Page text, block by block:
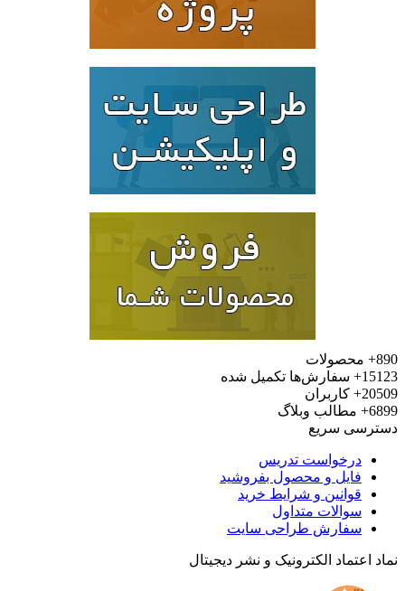
محصولات
سفارش‌ها تکمیل شده
کاربران
مطالب وبلاگ
سریع
درخواست تدریس
فایل و محصول بفروشید
قوانین و شرایط خرید
سوالات متداول
سفارش طراحی سایت
اعتماد الکترونیک و نشر دیجیتال